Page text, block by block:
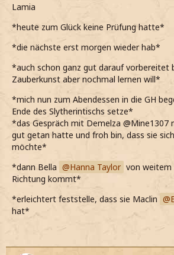
Lamia
*heute zum Glück keine Prüfung hatte*
*die nächste erst morgen wieder hab*
*auch schon ganz gut darauf vorbereitet
Zauberkunst aber nochmal lernen will*
*mich nun zum Abendessen in die GH
Ende des Slytherintischs setze*
*das Gespräch mit Demelza @Mine1307
gut getan hatte und froh bin, dass sie
möchte*
*dann Bella
Hanna Taylor von weitem
Richtung kommt*
*erleichtert feststelle, dass sie Maclin
hat*